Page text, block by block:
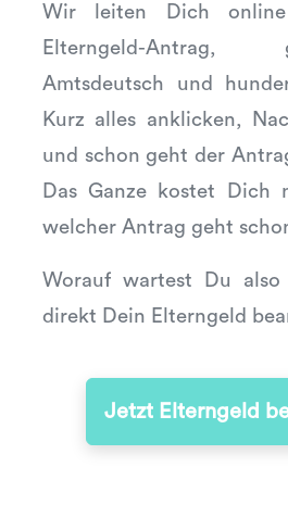
Wir leiten Dich
Elterngeld-
Amtsdeutsch und
Kurz alles anklicken,
und schon geht der
Das Ganze kostet Dich
welcher Antrag geht
Worauf wartest Du also
direkt Dein Elterngeld
Jetzt Elterngeld